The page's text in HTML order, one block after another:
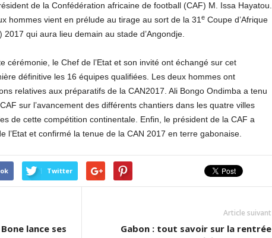
de la Confédération africaine de football (CAF) M. Issa Hayatou.
hommes vient en prélude au tirage au sort de la 31 eCoupe d’Afrique
qui aura lieu demain au stade d’Angondje.
cérémonie, le Chef de l’Etat et son invité ont échangé sur cet
définitive les 16 équipes qualifiées. Les deux hommes ont
relatives aux préparatifs de la CAN2017. Ali Bongo Ondimba a tenu
sur l’avancement des différents chantiers dans les quatre villes
de cette compétition continentale. Enfin, le président de la CAF a
l’Etat et confirmé la tenue de la CAN 2017 en terre gabonaise.
Twitter
lance ses
Article suivant
Gabon : tout savoir sur la rentrée